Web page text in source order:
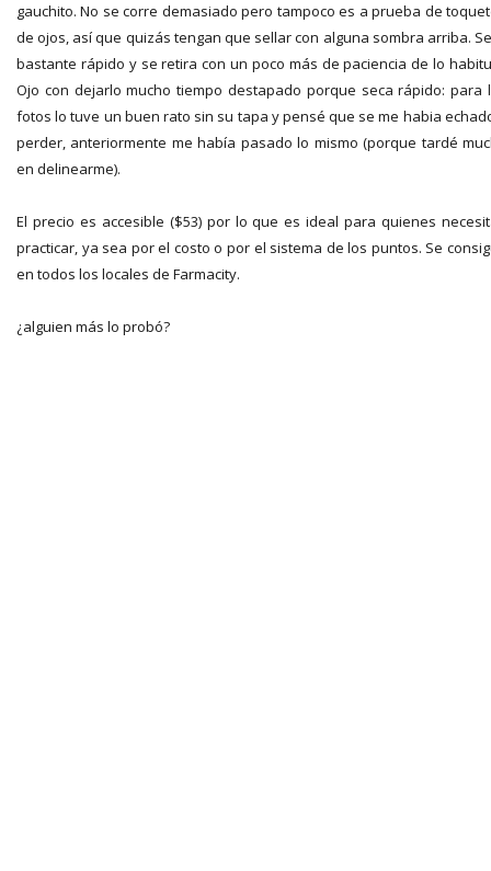
gauchito. No se corre demasiado pero tampoco es a prueba de
de ojos, así que quizás tengan que sellar con alguna sombra arriba.
bastante rápido y se retira con un poco más de paciencia de lo
Ojo con dejarlo mucho tiempo destapado porque seca rápido: para
fotos lo tuve un buen rato sin su tapa y pensé que se me habia
perder, anteriormente me había pasado lo mismo (porque tardé
en delinearme).
El precio es accesible ($53) por lo que es ideal para quienes
practicar, ya sea por el costo o por el sistema de los puntos. Se
en todos los locales de Farmacity.
¿alguien más lo probó?